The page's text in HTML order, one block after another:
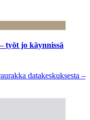
työt jo käynnissä
datakeskuksesta –